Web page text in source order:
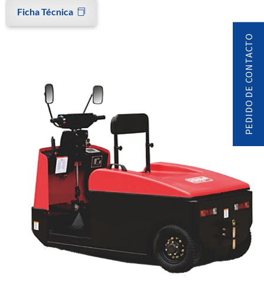
Ficha Técnica
PEDIDO DE CONTACTO